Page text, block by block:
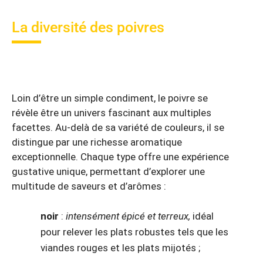
La diversité des poivres
Loin d’être un simple condiment, le poivre se
révèle être un univers fascinant aux multiples
facettes. Au-delà de sa variété de couleurs, il se
distingue par une richesse aromatique
exceptionnelle. Chaque type offre une expérience
gustative unique, permettant d’explorer une
multitude de saveurs et d’arômes :
noir : intensément épicé et terreux, idéal
pour relever les plats robustes tels que les
viandes rouges et les plats mijotés ;